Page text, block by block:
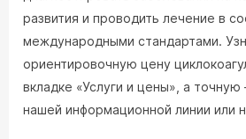
развития и проводить лечение в
международными стандартами.
ориентировочную цену
вкладке «Услуги и цены», а точную
нашей информационной линии или